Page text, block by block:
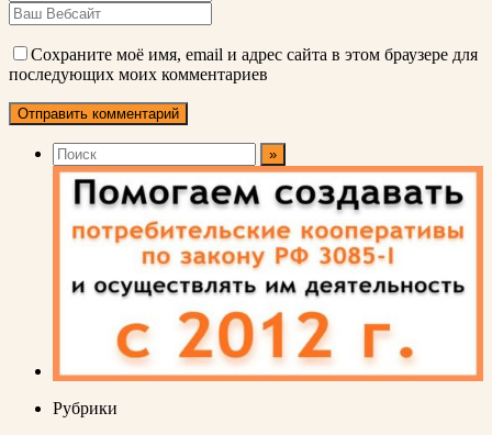
Сохраните моё имя, email и адрес сайта в этом браузере для
последующих моих комментариев
Рубрики